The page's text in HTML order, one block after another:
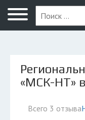
Новомосковск
«МСК-НТ»
Всего 3 отзыва